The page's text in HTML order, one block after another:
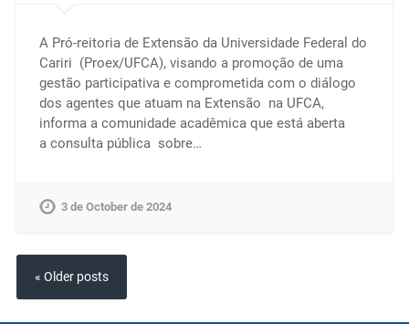
A Pró-reitoria de Extensão da Universidade Federal do
Cariri (Proex/UFCA), visando a promoção de uma
gestão participativa e comprometida com o diálogo
dos agentes que atuam na Extensão na UFCA,
informa a comunidade acadêmica que está aberta
a consulta pública sobre…
3 de October de 2024
« Older posts